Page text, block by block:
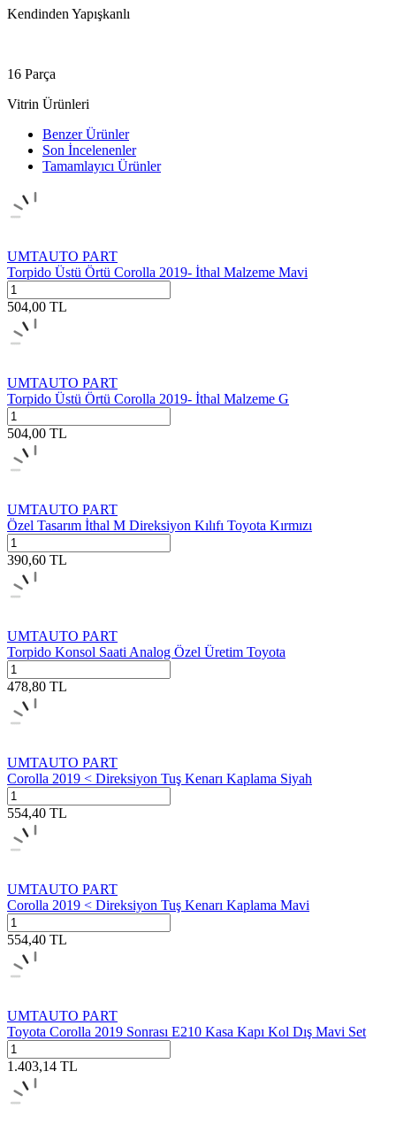
Kendinden Yapışkanlı
16 Parça
Vitrin Ürünleri
Benzer Ürünler
Son İncelenenler
Tamamlayıcı Ürünler
UMTAUTO PART
Torpido Üstü Örtü Corolla 2019- İthal Malzeme Mavi
504,00 TL
UMTAUTO PART
Torpido Üstü Örtü Corolla 2019- İthal Malzeme G
504,00 TL
UMTAUTO PART
Özel Tasarım İthal M Direksiyon Kılıfı Toyota Kırmızı
390,60 TL
UMTAUTO PART
Torpido Konsol Saati Analog Özel Üretim Toyota
478,80 TL
UMTAUTO PART
Corolla 2019 < Direksiyon Tuş Kenarı Kaplama Siyah
554,40 TL
UMTAUTO PART
Corolla 2019 < Direksiyon Tuş Kenarı Kaplama Mavi
554,40 TL
UMTAUTO PART
Toyota Corolla 2019 Sonrası E210 Kasa Kapı Kol Dış Mavi Set
1.403,14 TL